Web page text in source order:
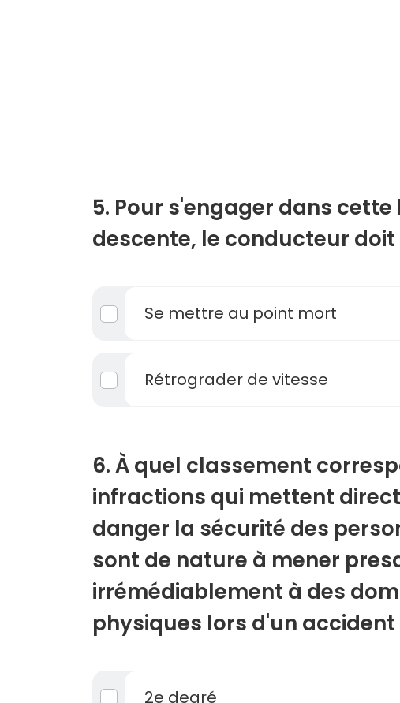
5. Pour s'engager dans cette
descente, le conducteur doit
Se mettre au point mort
Rétrograder de vitesse
6. À quel classement
infractions qui mettent
danger la sécurité des
sont de nature à mener
irrémédiablement à des
physiques lors d'un accident
2e degré